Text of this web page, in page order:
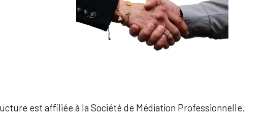
est affiliée à la Société de Médiation Professionnelle.